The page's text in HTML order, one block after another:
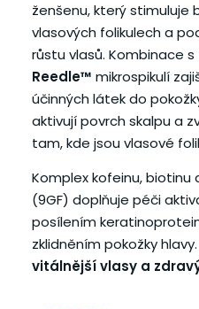
ženšenu, který stimuluje
vlasových folikulech a
růstu vlasů. Kombinace s
Reedle™ mikrospikulí
účinných látek do
aktivují povrch skalpu a
tam, kde jsou vlasové
Komplex kofeinu, biotinu
(9GF) doplňuje péči
posílením
zklidněním pokožky
vitálnější vlasy a